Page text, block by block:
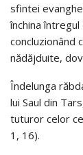
sfintei
închina
concluzionând
nădăjduite,
Îndelunga
lui Saul din
tuturor celor
1, 16).